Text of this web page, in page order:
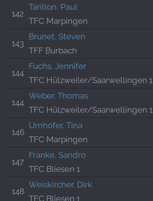
142
Tarillon, Paul
TFC Marpingen
143
Brunet, Steven
TFF Burbach
144
Fuchs, Jennifer
TFC Hülzweiler/Saarwellingen 1
144
Weber, Thomas
TFC Hülzweiler/Saarwellingen 1
146
Umhofer, Tina
TFC Marpingen
147
Franke, Sandro
TFC Bliesen 1
148
Weiskircher, Dirk
TFC Bliesen 1